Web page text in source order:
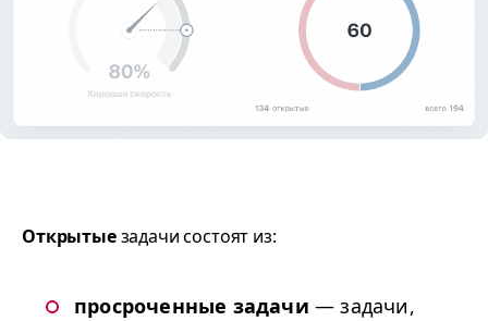
Открытыезадачи состоят из:
просроченные задачи — задачи,